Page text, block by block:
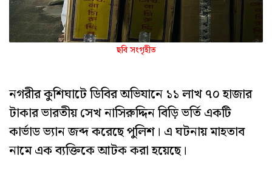
ছবি সংগৃহীত
নগরীর কুশিঘাটে ডিবির অভিযানে ১১ লাখ ৭০ হাজার
টাকার ভারতীয় সেখ নাসিরুদ্দিন বিড়ি ভর্তি একটি
কার্ভাড ভ্যান জব্দ করেছে পুলিশ। এ ঘটনায় মাহতাব
নামে এক ব্যক্তিকে আটক করা হয়েছে।